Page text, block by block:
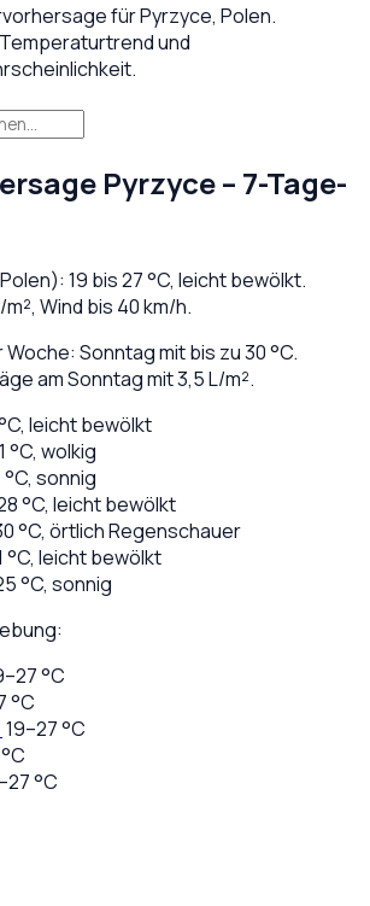
fürPyrzyce, Polen.
und
Pyrzyce– 7-Tage-
Polen): 19 bis27°C, leicht bewölkt.
m², Wind bis 40km/h.
Sonntag mit bis zu 30 °C.
am Sonntag mit 3,5 L/m².
leicht bewölkt
°C, wolkig
°C, sonnig
°C, leicht bewölkt
°C, örtlich Regenschauer
°C, leicht bewölkt
°C, sonnig
–27°C
°C
19–27°C
°C
–27°C